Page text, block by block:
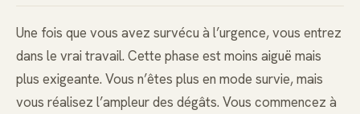
Une fois que vous avez survécu à l’urgence, vous entrez
dans le vrai travail. Cette phase est moins aiguë mais
plus exigeante. Vous n’êtes plus en mode survie, mais
vous réalisez l’ampleur des dégâts. Vous commencez à